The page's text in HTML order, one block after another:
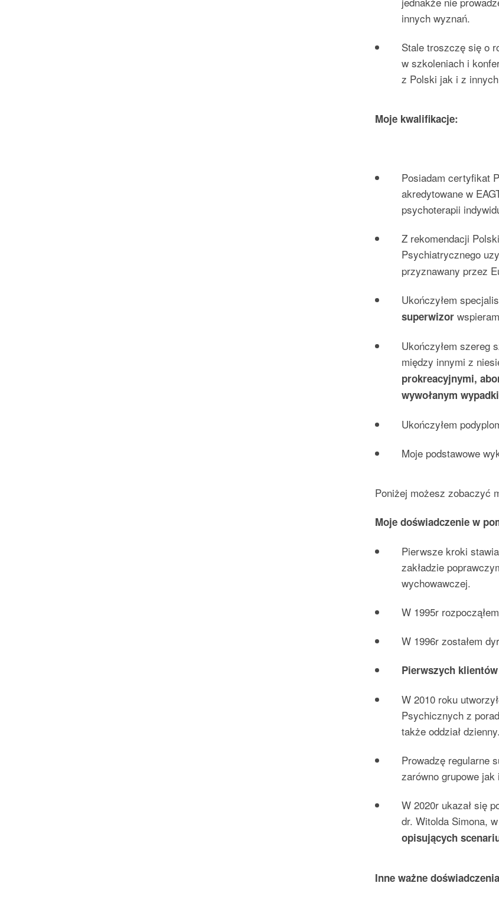
innych wyznań.
Stale troszczę się o
w szkoleniach i
z Polski jak i z
Moje kwalifikacje:
Posiadam certyfikat
akredytowane w
psychoterapii
Z rekomendacji
Psychiatrycznego
przyznawany przez
Ukończyłem
superwizor
Ukończyłem szereg
między innymi z
prokreacyjnymi,
wywołanym
Ukończyłem
Moje podstawowe
Poniżej możesz zobaczyć
Moje doświadczenie w
Pierwsze kroki
zakładzie
wychowawczej.
W 1995r
W 1996r zostałem
Pierwszych
W 2010 roku
Psychicznych z
także oddział dzienny.
Prowadzę regularne
zarówno grupowe
W 2020r ukazał się
dr. Witolda Simona,
opisujących
Inne ważne doświadczenia